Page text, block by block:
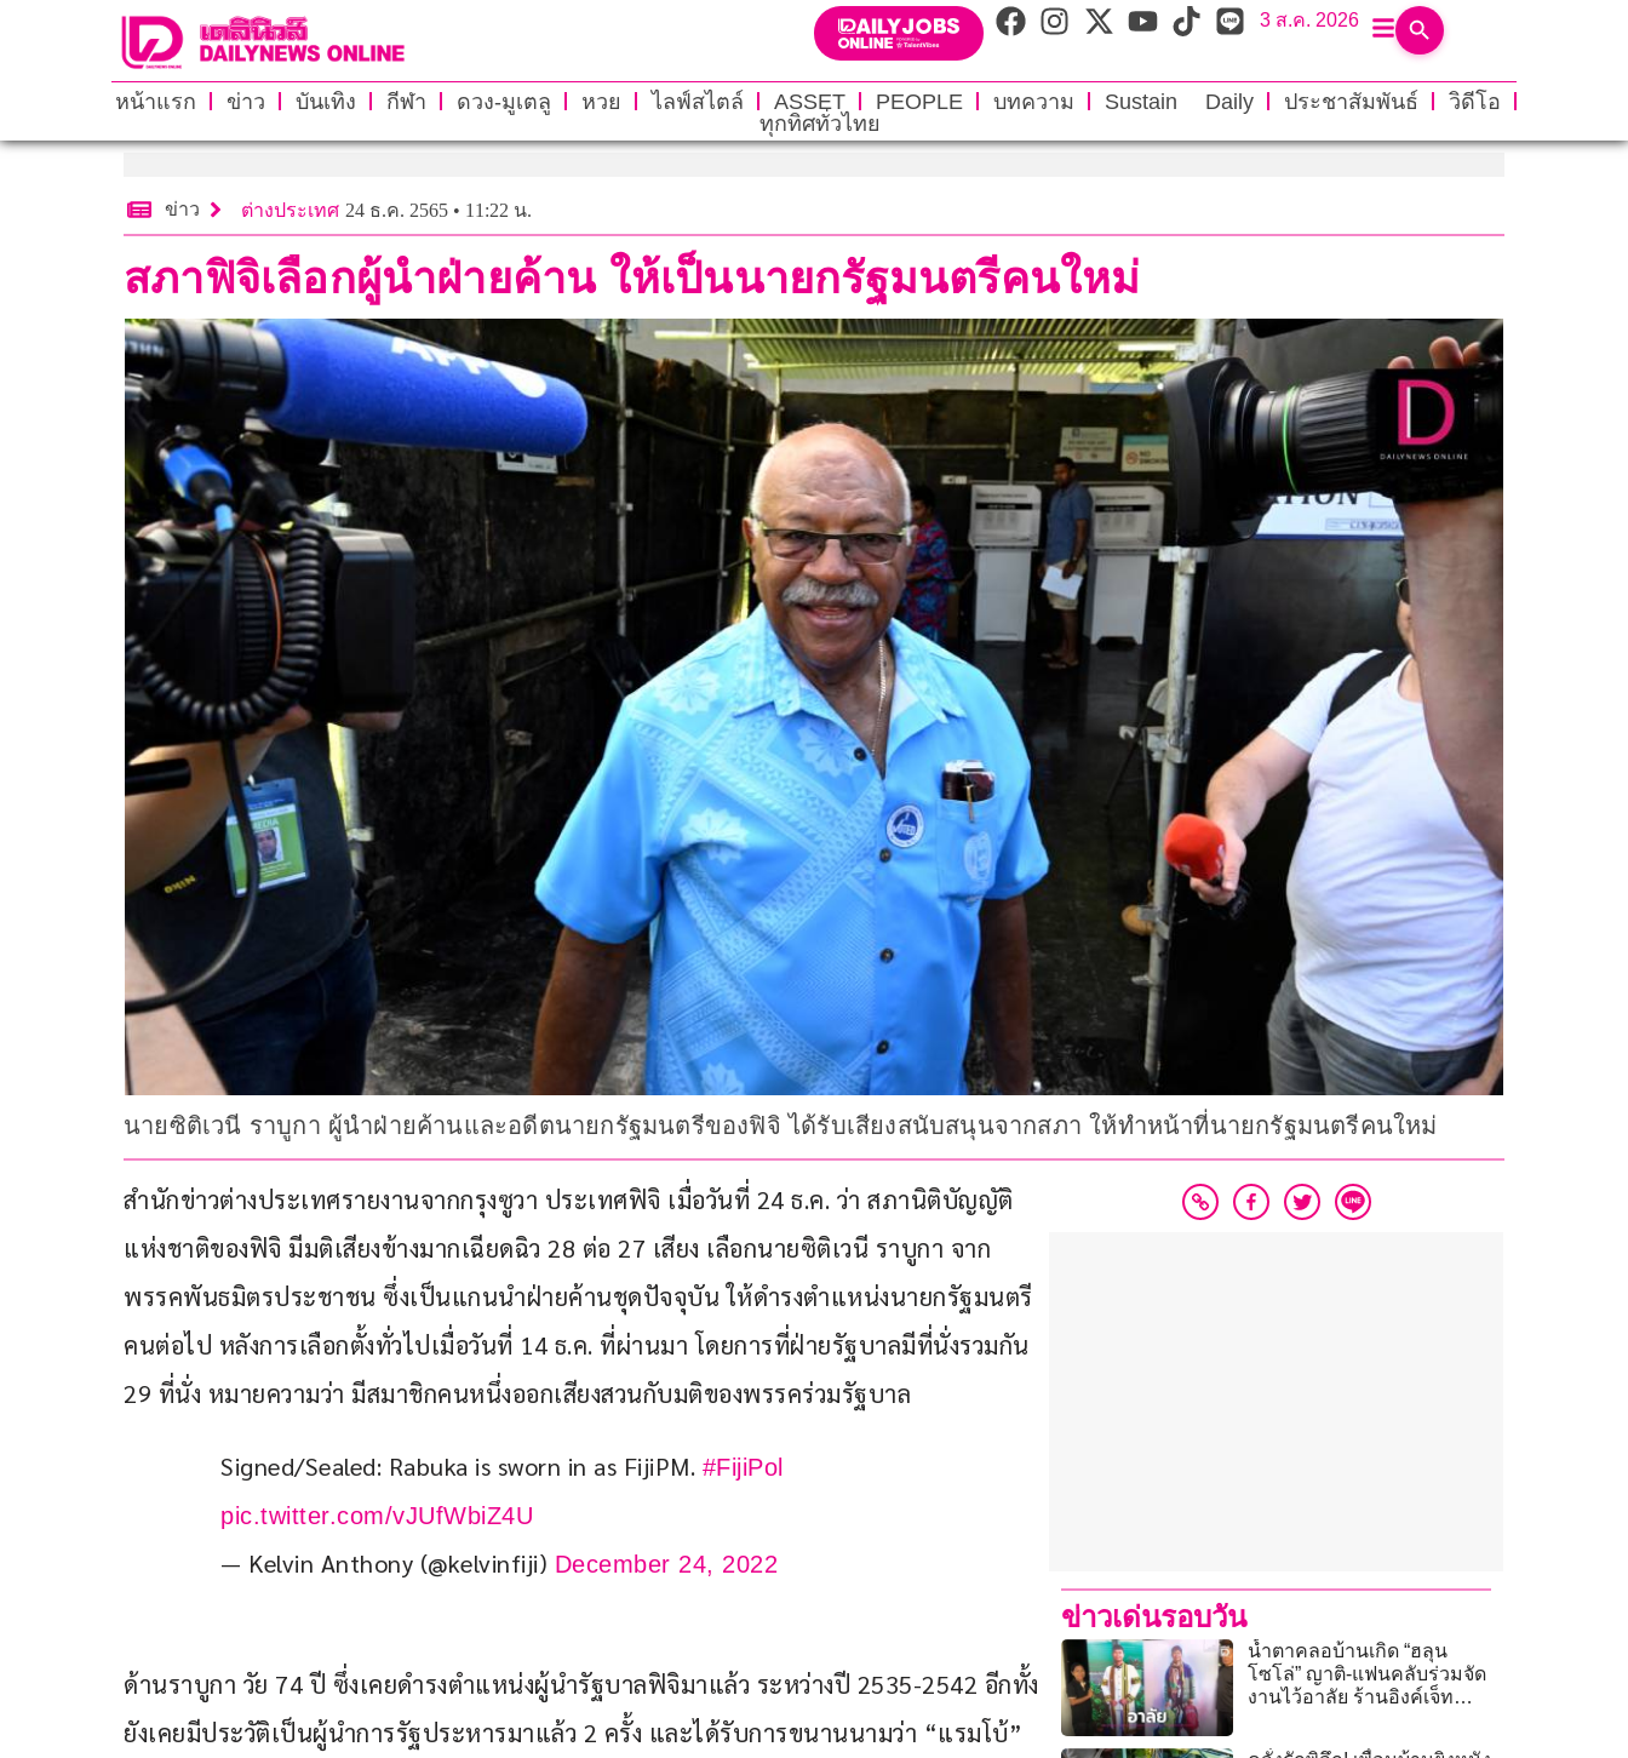
3 ส.ค. 2026
หน้าแรก ข่าว บันเทิง กีฬา ดวง-มูเตลู หวย ไลฟ์สไตล์ ASSET PEOPLE บทความ Sustain Daily ประชาสัมพันธ์
วิดีโอ
ทุกทิศทั่วไทย
ข่าว ต่างประเทศ 24 ธ.ค. 2565 • 11:22 น.
สภาฟิจิเลือกผู้นำฝ่ายค้าน ให้เป็นนายกรัฐมนตรีคนใหม่
นายซิติเวนี ราบูกา ผู้นำฝ่ายค้านและอดีตนายกรัฐมนตรีของฟิจิ ได้รับเสียงสนับสนุนจากสภา ให้ทำหน้าที่นายกรัฐมนตรีคนใหม่
สำนักข่าวต่างประเทศรายงานจากกรุงซูวา ประเทศฟิจิ เมื่อวันที่ 24 ธ.ค. ว่า สภานิติบัญญัติ
แห่งชาติของฟิจิ มีมติเสียงข้างมากเฉียดฉิว 28 ต่อ 27 เสียง เลือกนายซิติเวนี ราบูกา จาก
พรรคพันธมิตรประชาชน ซึ่งเป็นแกนนำฝ่ายค้านชุดปัจจุบัน ให้ดำรงตำแหน่งนายกรัฐมนตรี
คนต่อไป หลังการเลือกตั้งทั่วไปเมื่อวันที่ 14 ธ.ค. ที่ผ่านมา โดยการที่ฝ่ายรัฐบาลมีที่นั่งรวมกัน
29 ที่นั่ง หมายความว่า มีสมาชิกคนหนึ่งออกเสียงสวนกับมติของพรรคร่วมรัฐบาล
Signed/Sealed: Rabuka is sworn in as FijiPM. #FijiPol
pic.twitter.com/vJUfWbiZ4U
— Kelvin Anthony (@kelvinfiji) December 24, 2022
ด้านราบูกา วัย 74 ปี ซึ่งเคยดำรงตำแหน่งผู้นำรัฐบาลฟิจิมาแล้ว ระหว่างปี 2535-2542 อีกทั้ง
ยังเคยมีประวัติเป็นผู้นำการรัฐประหารมาแล้ว 2 ครั้ง และได้รับการขนานนามว่า “แรมโบ้”
ข่าวเด่นรอบวัน
น้ำตาคลอบ้านเกิด “ฮลุน
โซโล่” ญาติ-แฟนคลับร่วมจัด
งานไว้อาลัย ร้านอิงค์เจ็ททำ